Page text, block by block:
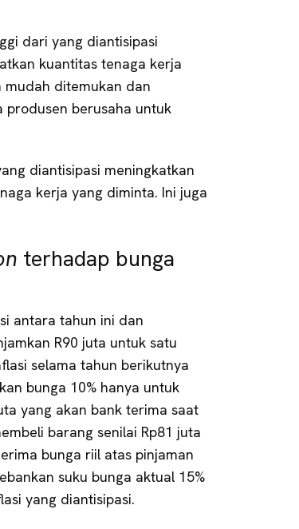
dari yang diantisipasi
kuantitas tenaga kerja
ditemukan dan
produsen berusaha untuk
diantisipasi meningkatkan
kerja yang diminta. Ini juga
terhadap bunga
antara tahun ini dan
R90 juta untuk satu
selama tahun berikutnya
bunga 10% hanya untuk
yang akan bank terima saat
barang senilai Rp81 juta
bunga riil atas pinjaman
suku bunga aktual 15%
yang diantisipasi.